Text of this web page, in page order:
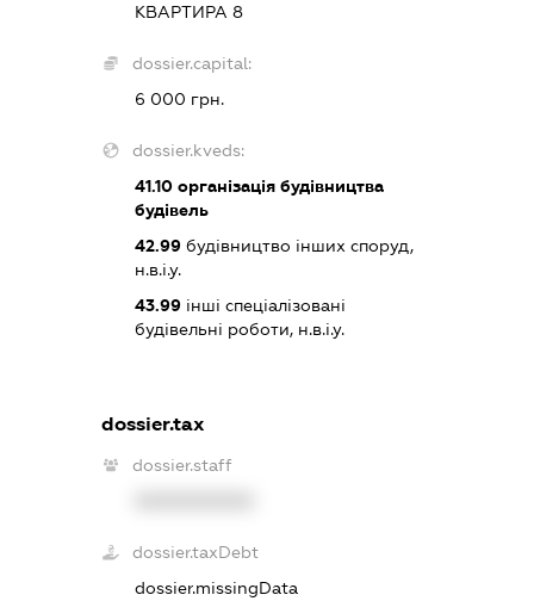
КВАРТИРА 8
dossier.capital:
6 000 грн.
dossier.kveds:
41.10 організація будівництва
будівель
42.99 будівництво інших споруд,
н.в.і.у.
43.99 інші спеціалізовані
будівельні роботи, н.в.і.у.
dossier.tax
dossier.staff
dossier.taxDebt
dossier.missingData